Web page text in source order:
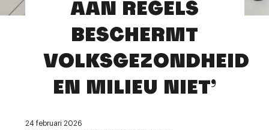
ContactAAN REGELS
BESCHERMT
VOLKSGEZONDHEID
EN MILIEU NIET’
24 februari 2026